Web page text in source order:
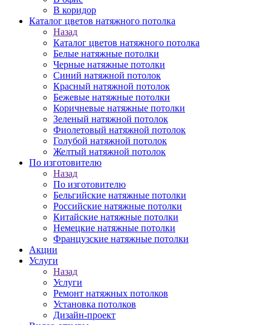
В коридор
Каталог цветов натяжного потолка
Назад
Каталог цветов натяжного потолка
Белые натяжные потолки
Черные натяжные потолки
Синий натяжной потолок
Красный натяжной потолок
Бежевые натяжные потолки
Коричневые натяжные потолки
Зеленый натяжной потолок
Фиолетовый натяжной потолок
Голубой натяжной потолок
Желтый натяжной потолок
По изготовителю
Назад
По изготовителю
Бельгийские натяжные потолки
Российские натяжные потолки
Китайские натяжные потолки
Немецкие натяжные потолки
Французские натяжные потолки
Акции
Услуги
Назад
Услуги
Ремонт натяжных потолков
Установка потолков
Дизайн-проект